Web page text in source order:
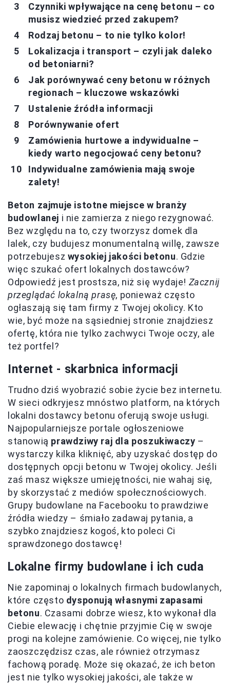
Czynniki wpływające na cenę betonu – co
musisz wiedzieć przed zakupem?
Rodzaj betonu – to nie tylko kolor!
Lokalizacja i transport – czyli jak daleko
od betoniarni?
Jak porównywać ceny betonu w różnych
regionach – kluczowe wskazówki
Ustalenie źródła informacji
Porównywanie ofert
Zamówienia hurtowe a indywidualne –
kiedy warto negocjować ceny betonu?
Indywidualne zamówienia mają swoje
zalety!
Beton zajmuje istotne miejsce w branży
budowlanej i nie zamierza z niego rezygnować.
Bez względu na to, czy tworzysz domek dla
lalek, czy budujesz monumentalną willę, zawsze
potrzebujesz wysokiej jakości betonu. Gdzie
więc szukać ofert lokalnych dostawców?
Odpowiedź jest prostsza, niż się wydaje! Zacznij
przeglądać lokalną prasę, ponieważ często
ogłaszają się tam firmy z Twojej okolicy. Kto
wie, być może na sąsiedniej stronie znajdziesz
ofertę, która nie tylko zachwyci Twoje oczy, ale
też portfel?
Internet - skarbnica informacji
Trudno dziś wyobrazić sobie życie bez internetu.
W sieci odkryjesz mnóstwo platform, na których
lokalni dostawcy betonu oferują swoje usługi.
Najpopularniejsze portale ogłoszeniowe
stanowią prawdziwy raj dla poszukiwaczy –
wystarczy kilka kliknięć, aby uzyskać dostęp do
dostępnych opcji betonu w Twojej okolicy. Jeśli
zaś masz większe umiejętności, nie wahaj się,
by skorzystać z mediów społecznościowych.
Grupy budowlane na Facebooku to prawdziwe
źródła wiedzy – śmiało zadawaj pytania, a
szybko znajdziesz kogoś, kto poleci Ci
sprawdzonego dostawcę!
Lokalne firmy budowlane i ich cuda
Nie zapominaj o lokalnych firmach budowlanych,
które często dysponują własnymi zapasami
betonu. Czasami dobrze wiesz, kto wykonał dla
Ciebie elewację i chętnie przyjmie Cię w swoje
progi na kolejne zamówienie. Co więcej, nie tylko
zaoszczędzisz czas, ale również otrzymasz
fachową poradę. Może się okazać, że ich beton
jest nie tylko wysokiej jakości, ale także w